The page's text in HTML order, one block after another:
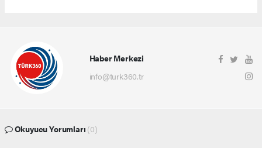
Haber Merkezi
info@turk360.tr
Okuyucu Yorumları (0)